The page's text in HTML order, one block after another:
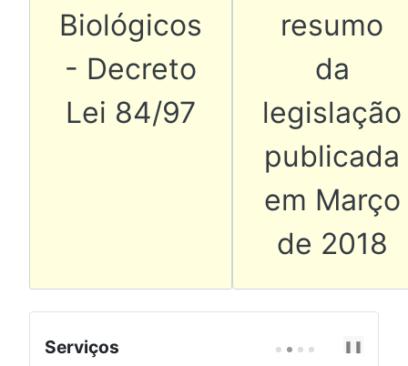
Biológicos
- Decreto
Lei 84/97
resumo
da
legislação
publicada
em Março
de 2018
Serviços